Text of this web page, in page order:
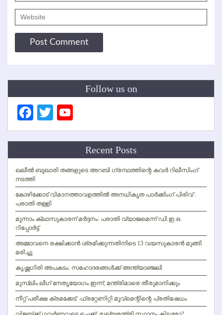
Follow us on
Facebook
Twitter
Channel
Recent Posts
ഖലീല്‍ ബുഖാരി തങ്ങളുടെ അറബി ഗ്രന്ഥത്തിന്റെ കവര്‍ റിലീസിംഗ്
നടത്തി
കോഴിക്കോട് വിമാനത്താവളത്തില്‍ അനധികൃത പാര്‍ക്കിംഗ് പിരിവ് :
പരാതി തള്ളി
മൂന്നാം ക്ലാസുകാരന് മര്‍ദ്ദനം: പരാതി വ്യാജമെന്ന് ഡി.ഇ.ഒ.
റിപ്പോര്‍ട്ട്
അമ്മാവനെ രക്ഷിക്കാന്‍ ശ്രമിക്കുന്നതിനിടെ 13 വയസുകാരന്‍ മുങ്ങി
മരിച്ചു
കൃഷ്ണഗിരി അപകടം: സഹോദരങ്ങള്‍ക്ക് അന്ത്യാഞ്ജലി
മുസ്ലിം ലീഗ് നേതൃയോഗം ഇന്ന്; മന്ത്രിമാരെ തീരുമാനിക്കും
നീറ്റ് പരീക്ഷ ക്രമക്കേട്: ഫ്രറ്റേണിറ്റി മൂവ്‌മെന്റിന്റെ പ്രതിഷേധം